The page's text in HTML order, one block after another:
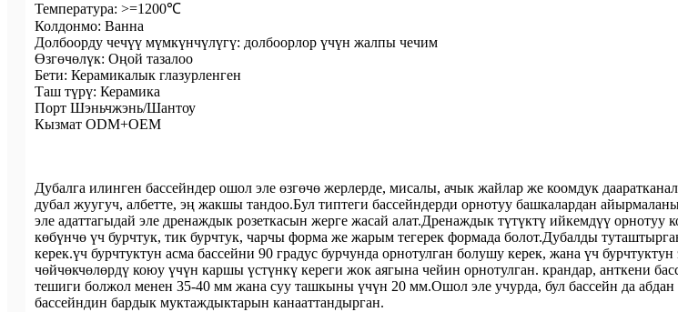
Температура: >=1200℃
Колдонмо: Ванна
Долбоорду чечүү мүмкүнчүлүгү: долбоорлор үчүн жалпы чечим
Өзгөчөлүк: Оңой тазалоо
Бети: Керамикалык глазурленген
Таш түрү: Керамика
Порт Шэньчжэнь/Шантоу
Кызмат ODM+OEM
Дубалга илинген бассейндер ошол эле өзгөчө жерлерде, мисалы, ачык жайлар же коомдук
дубал жуугуч, албетте, эң жакшы тандоо.Бул типтеги бассейндерди орнотуу башкалардан
эле адаттагыдай эле дренаждык розеткасын жерге жасай алат.Дренаждык түтүктү ийкемдүү
көбүнчө үч бурчтук, тик бурчтук, чарчы форма же жарым тегерек формада болот.Дубалды
керек.үч бурчтуктун асма бассейни 90 градус бурчунда орнотулган болушу керек, жана үч
чөйчөкчөлөрдү коюу үчүн каршы үстүнкү кереги жок аягына чейин орнотулган. крандар, анткени
тешиги болжол менен 35-40 мм жана суу ташкыны үчүн 20 мм.Ошол эле учурда, бул бассейн да абдан
бассейндин бардык муктаждыктарын канааттандырган.